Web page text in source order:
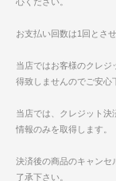
お支払い回数は1回とさ
当店ではお客様のクレジ
得致しませんのでご安心
当店では、クレジット
情報のみを取得します。
決済後の商品のキャンセ
了承下さい。